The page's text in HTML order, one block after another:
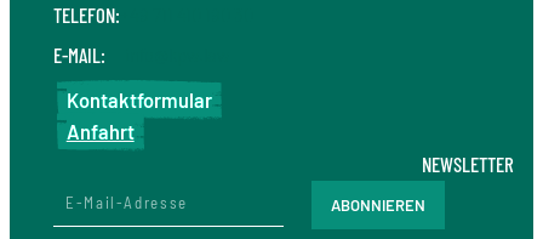
TELEFON:
E-MAIL:
Kontaktformular
Anfahrt
NEWSLETTER